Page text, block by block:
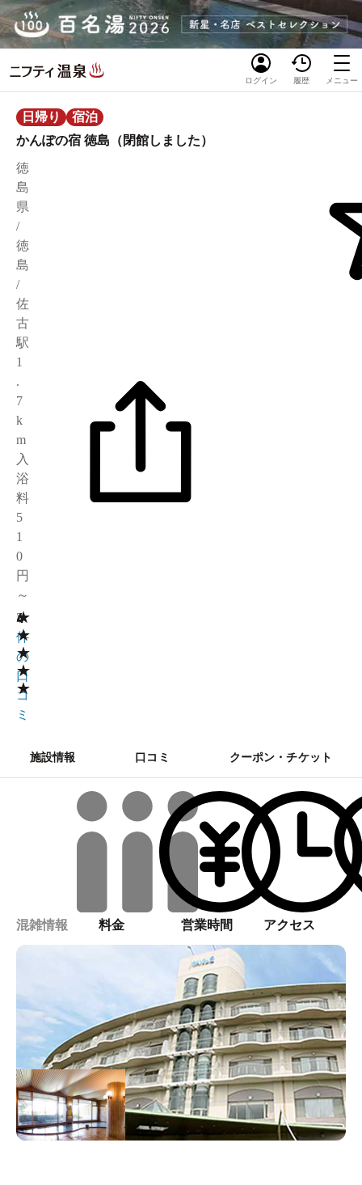
ログイン 履歴 メニュー
日帰り
宿泊
かんぽの宿 徳島（閉館しました）
徳
島
県
/
徳
島
/
佐
古
駅
1
.
7
k
m
入
浴
料
5
1
0
円
～
★
★
★
★
★
4
2
件
の
口
コ
ミ
施設情報 口コミ クーポン・チケット
混雑情報 料金 営業時間 アクセス